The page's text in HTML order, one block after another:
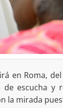
en Roma,
escucha y
la mirada